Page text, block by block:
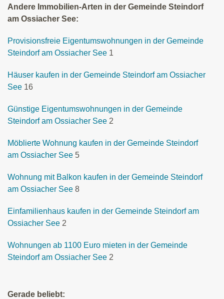
Andere Immobilien-Arten in der Gemeinde Steindorf
am Ossiacher See:
Provisionsfreie Eigentumswohnungen in der Gemeinde
Steindorf am Ossiacher See 1
Häuser kaufen in der Gemeinde Steindorf am Ossiacher
See 16
Günstige Eigentumswohnungen in der Gemeinde
Steindorf am Ossiacher See 2
Möblierte Wohnung kaufen in der Gemeinde Steindorf
am Ossiacher See 5
Wohnung mit Balkon kaufen in der Gemeinde Steindorf
am Ossiacher See 8
Einfamilienhaus kaufen in der Gemeinde Steindorf am
Ossiacher See 2
Wohnungen ab 1100 Euro mieten in der Gemeinde
Steindorf am Ossiacher See 2
Gerade beliebt: